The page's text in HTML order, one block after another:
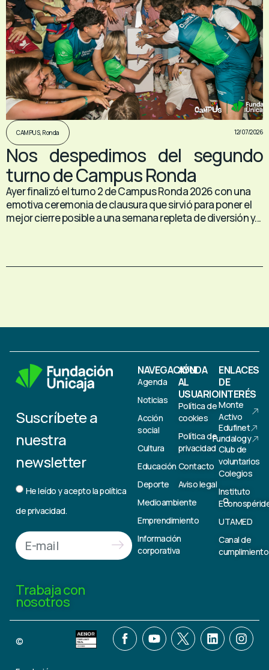
CAMPUS, Ronda 12/07/2026
Nos despedimos del segundo
turno de Campus Ronda
Ayer finalizó el turno 2 de Campus Ronda 2026 con una
emotiva ceremonia de clausura que sirvió para poner el
mejor cierre posible a una semana repleta de diversión y...
Suscríbete a
nuestra
newsletter
He leído y acepto lapolítica
de privacidad.
Trabaja con
nosotros
NAVEGACIÓN
Agenda
Noticias
Acción
social
Cultura
Educación
Deporte
Medioambiente
Emprendimiento
Información
corporativa
AYUDA
AL
USUARIO
Política de
cookies
Política de
privacidad
Contacto
Aviso legal
ENLACES
DE
INTERÉS
Monte
Activo
Edufinet
Fundalogy
Club de
voluntarios
Colegios
Instituto
UTAMED
Canal de
cumplimiento
©